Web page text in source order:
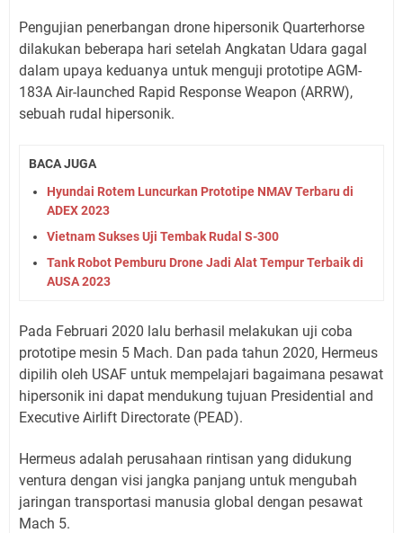
Pengujian penerbangan drone hipersonik Quarterhorse
dilakukan beberapa hari setelah Angkatan Udara gagal
dalam upaya keduanya untuk menguji prototipe AGM-
183A Air-launched Rapid Response Weapon (ARRW),
sebuah rudal hipersonik.
BACA JUGA
Hyundai Rotem Luncurkan Prototipe NMAV Terbaru di
ADEX 2023
Vietnam Sukses Uji Tembak Rudal S-300
Tank Robot Pemburu Drone Jadi Alat Tempur Terbaik di
AUSA 2023
Pada Februari 2020 lalu berhasil melakukan uji coba
prototipe mesin 5 Mach. Dan pada tahun 2020, Hermeus
dipilih oleh USAF untuk mempelajari bagaimana pesawat
hipersonik ini dapat mendukung tujuan Presidential and
Executive Airlift Directorate (PEAD).
Hermeus adalah perusahaan rintisan yang didukung
ventura dengan visi jangka panjang untuk mengubah
jaringan transportasi manusia global dengan pesawat
Mach 5.